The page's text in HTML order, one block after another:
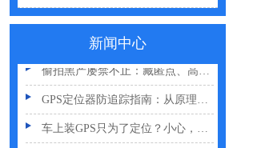
新闻中心
偷拍黑产屡禁不止：藏匿点、高发场景与实用防拍指南